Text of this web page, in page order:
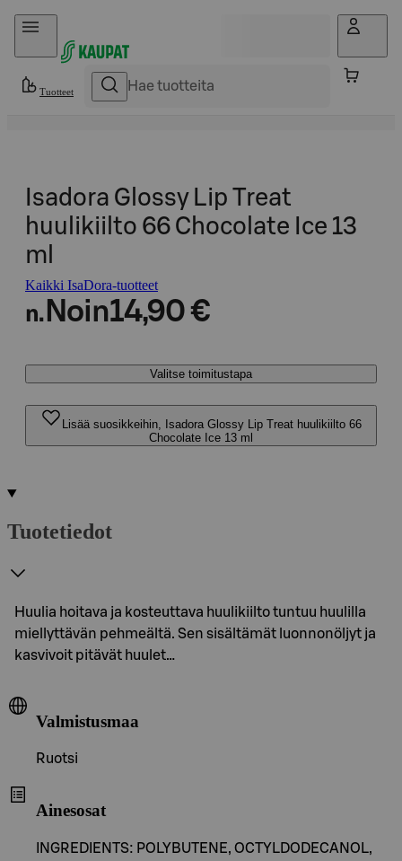
Hyppää sisältöön
Tuotteet
Isadora Glossy Lip Treat
huulikiilto 66 Chocolate Ice 13
ml
Kaikki IsaDora-tuotteet
n. Noin14,90 €
Valitse toimitustapa
Lisää suosikkeihin, Isadora Glossy Lip Treat huulikiilto 66
Chocolate Ice 13 ml
Tuotetiedot
Huulia hoitava ja kosteuttava huulikiilto tuntuu huulilla
miellyttävän pehmeältä. Sen sisältämät luonnonöljyt ja
kasvivoit pitävät huulet…
Valmistusmaa
Ruotsi
Ainesosat
INGREDIENTS: POLYBUTENE, OCTYLDODECANOL,